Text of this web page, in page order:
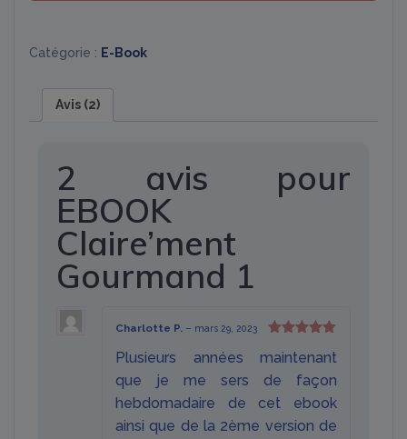
Gourmand
Catégorie : E-Book
Avis (2)
2 avis pour
EBOOK
Claire’ment
Gourmand 1
5
Charlotte P. – mars 29, 2023
Plusieurs années maintenant
que je me sers de façon
hebdomadaire de cet ebook
ainsi que de la 2ème version de